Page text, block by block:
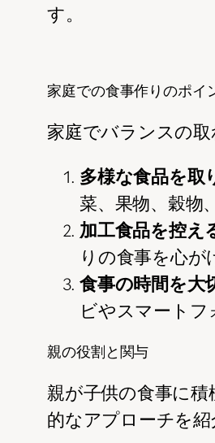
す。
家庭での食事作りのポイ
家庭でバランスの
多様な食品を取
菜、果物、穀物
加工食品を控え
りの食事を心が
食事の時間を大
ビやスマートフ
親の役割と関与
親が子供の食事に
的なアプローチを紹